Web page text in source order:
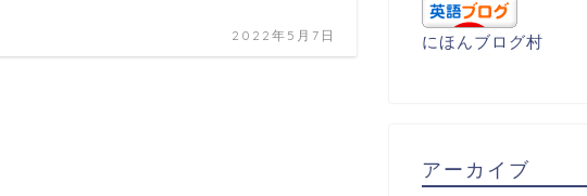
2022年5月7日 にほんブログ村
アーカイブ